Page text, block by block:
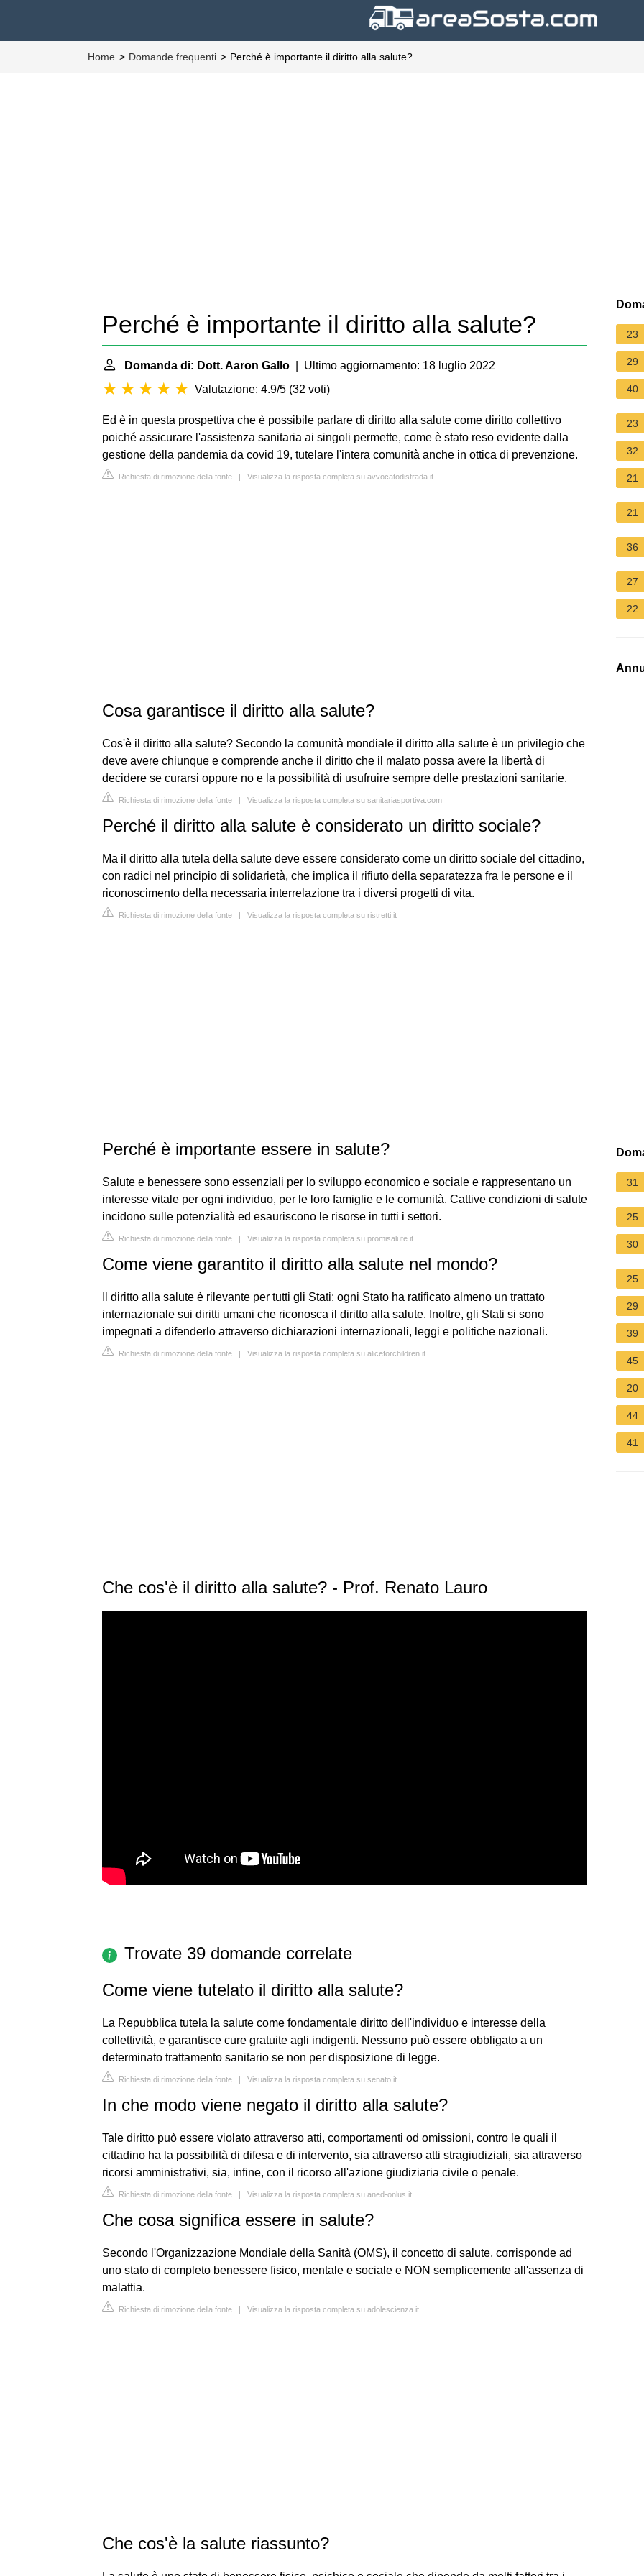
Home Domande frequenti Perché è importante il diritto alla salute?
Perché è importante il diritto alla salute?
Domanda di: Dott. Aaron Gallo | Ultimo aggiornamento: 18 luglio 2022
Valutazione: 4.9/5 (32 voti)
Ed è in questa prospettiva che è possibile parlare di diritto alla salute come diritto collettivo
poiché assicurare l'assistenza sanitaria ai singoli permette, come è stato reso evidente dalla
gestione della pandemia da covid 19, tutelare l'intera comunità anche in ottica di prevenzione.
Richiesta di rimozione della fonte | Visualizza la risposta completa su avvocatodistrada.it
Cosa garantisce il diritto alla salute?
Cos'è il diritto alla salute? Secondo la comunità mondiale il diritto alla salute è un privilegio che
deve avere chiunque e comprende anche il diritto che il malato possa avere la libertà di
decidere se curarsi oppure no e la possibilità di usufruire sempre delle prestazioni sanitarie.
Richiesta di rimozione della fonte | Visualizza la risposta completa su sanitariasportiva.com
Perché il diritto alla salute è considerato un diritto sociale?
Ma il diritto alla tutela della salute deve essere considerato come un diritto sociale del cittadino,
con radici nel principio di solidarietà, che implica il rifiuto della separatezza fra le persone e il
riconoscimento della necessaria interrelazione tra i diversi progetti di vita.
Richiesta di rimozione della fonte | Visualizza la risposta completa su ristretti.it
Perché è importante essere in salute?
Salute e benessere sono essenziali per lo sviluppo economico e sociale e rappresentano un
interesse vitale per ogni individuo, per le loro famiglie e le comunità. Cattive condizioni di salute
incidono sulle potenzialità ed esauriscono le risorse in tutti i settori.
Richiesta di rimozione della fonte | Visualizza la risposta completa su promisalute.it
Come viene garantito il diritto alla salute nel mondo?
Il diritto alla salute è rilevante per tutti gli Stati: ogni Stato ha ratificato almeno un trattato
internazionale sui diritti umani che riconosca il diritto alla salute. Inoltre, gli Stati si sono
impegnati a difenderlo attraverso dichiarazioni internazionali, leggi e politiche nazionali.
Richiesta di rimozione della fonte | Visualizza la risposta completa su aliceforchildren.it
Che cos'è il diritto alla salute? - Prof. Renato Lauro
Trovate 39 domande correlate
Come viene tutelato il diritto alla salute?
La Repubblica tutela la salute come fondamentale diritto dell'individuo e interesse della
collettività, e garantisce cure gratuite agli indigenti. Nessuno può essere obbligato a un
determinato trattamento sanitario se non per disposizione di legge.
Richiesta di rimozione della fonte | Visualizza la risposta completa su senato.it
In che modo viene negato il diritto alla salute?
Tale diritto può essere violato attraverso atti, comportamenti od omissioni, contro le quali il
cittadino ha la possibilità di difesa e di intervento, sia attraverso atti stragiudiziali, sia attraverso
ricorsi amministrativi, sia, infine, con il ricorso all'azione giudiziaria civile o penale.
Richiesta di rimozione della fonte | Visualizza la risposta completa su aned-onlus.it
Che cosa significa essere in salute?
Secondo l'Organizzazione Mondiale della Sanità (OMS), il concetto di salute, corrisponde ad
uno stato di completo benessere fisico, mentale e sociale e NON semplicemente all'assenza di
malattia.
Richiesta di rimozione della fonte | Visualizza la risposta completa su adolescienza.it
Che cos'è la salute riassunto?
23
29
40
23
32
21
21
36
27
22
31
25
30
25
29
39
45
20
44
41